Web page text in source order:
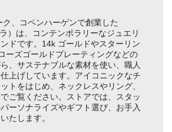
、コペンハーゲンで創業した
）は、コンテンポラリーなジュエリ
ドです。14k ゴールドやスターリン
ーズゴールドプレーティングなどの
、サステナブルな素材を使い、職人
上げしています。アイコニックなチ
トをはじめ、ネックレスやリング、
ご覧ください。ストアでは、スタッ
ーソナライズやギフト選び、お手入
たします。